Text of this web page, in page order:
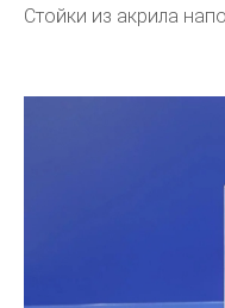
Стойки из акрила